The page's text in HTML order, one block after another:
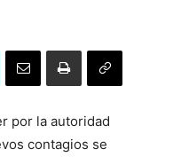
por la autoridad
contagios se